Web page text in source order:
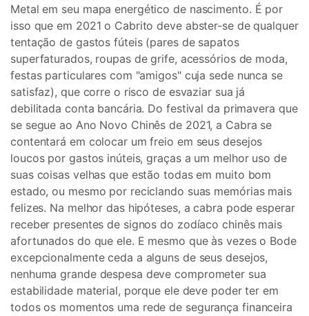
Metal em seu mapa energético de nascimento. É por
isso que em 2021 o Cabrito deve abster-se de qualquer
tentação de gastos fúteis (pares de sapatos
superfaturados, roupas de grife, acessórios de moda,
festas particulares com "amigos" cuja sede nunca se
satisfaz), que corre o risco de esvaziar sua já
debilitada conta bancária. Do festival da primavera que
se segue ao Ano Novo Chinês de 2021, a Cabra se
contentará em colocar um freio em seus desejos
loucos por gastos inúteis, graças a um melhor uso de
suas coisas velhas que estão todas em muito bom
estado, ou mesmo por reciclando suas memórias mais
felizes. Na melhor das hipóteses, a cabra pode esperar
receber presentes de signos do zodíaco chinês mais
afortunados do que ele. E mesmo que às vezes o Bode
excepcionalmente ceda a alguns de seus desejos,
nenhuma grande despesa deve comprometer sua
estabilidade material, porque ele deve poder ter em
todos os momentos uma rede de segurança financeira